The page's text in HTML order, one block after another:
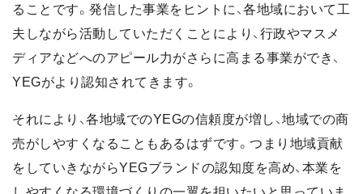
ることです。発信した事業をヒントに、各地域において工
夫しながら活動していただくことにより、行政やマスメ
ディアなどへのアピール力がさらに高まる事業ができ、
YEGがより認知されてきます。
それにより、各地域でのYEGの信頼度が増し、地域での商
売がしやすくなることもあるはずです。つまり地域貢献
をしていきながらYEGブランドの認知度を高め、本業を